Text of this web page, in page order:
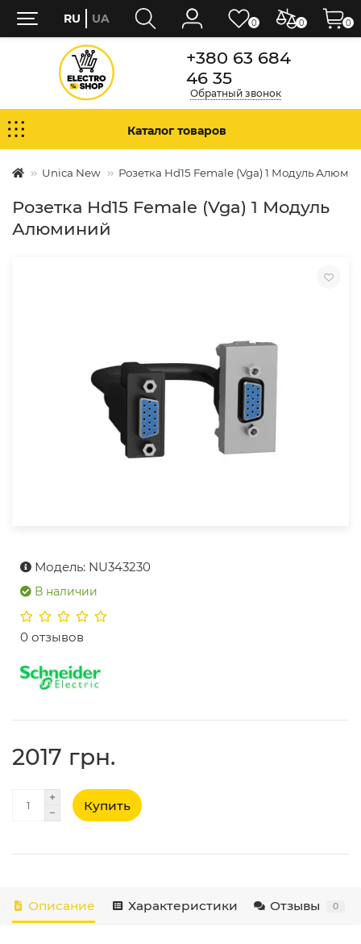
+380 63 684
46 35
Обратный звонок
Каталог товаров
Unica New Розетка Hd15 Female (Vga) 1 Модуль
Розетка Hd15 Female (Vga) 1 Модуль
Алюминий
Модель: NU343230
В наличии
0 отзывов
2017 грн.
Купить
Описание Характеристики Отзывы 0
0 0
RU UA 0